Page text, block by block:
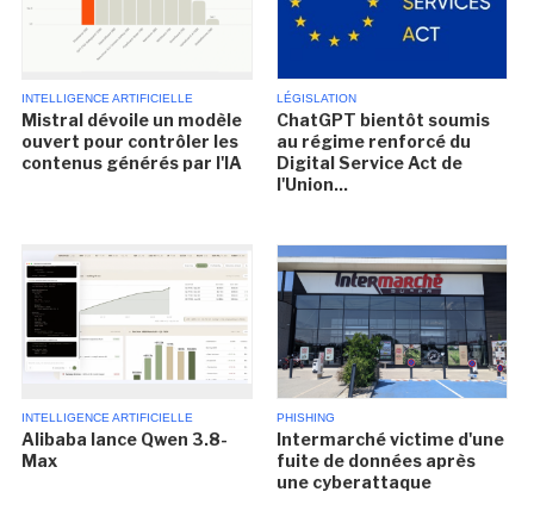
INTELLIGENCE ARTIFICIELLE
Mistral dévoile un modèle
ouvert pour contrôler les
contenus générés par l'IA
LÉGISLATION
ChatGPT bientôt soumis
au régime renforcé du
Digital Service Act de
l'Union...
INTELLIGENCE ARTIFICIELLE
Alibaba lance Qwen 3.8-
Max
PHISHING
Intermarché victime d'une
fuite de données après
une cyberattaque